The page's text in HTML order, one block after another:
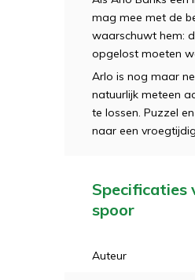
mag mee met de
waarschuwt hem:
opgelost moeten
Arlo is nog maar
natuurlijk meteen
te lossen. Puzzel
naar een
Specificaties
spoor
Auteur